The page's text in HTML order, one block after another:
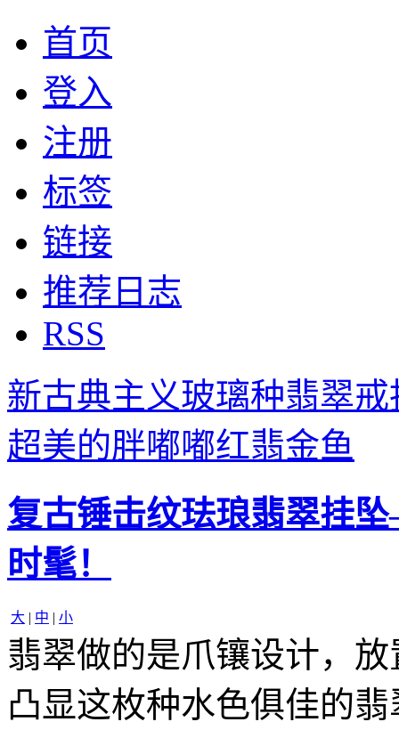
首页
登入
注册
标签
链接
推荐日志
RSS
新古典主义玻璃种翡翠戒
超美的胖嘟嘟红翡金鱼
复古锤击纹珐琅翡翠挂
时髦！
大 | 中 | 小
翡翠做的是爪镶设计，
凸显这枚种水色俱佳的翡